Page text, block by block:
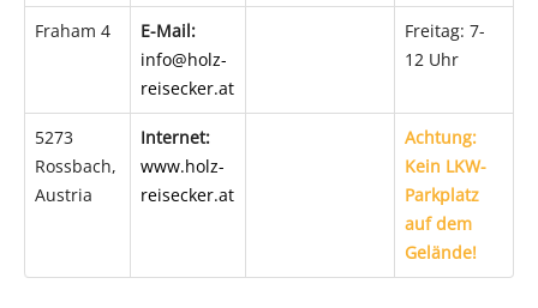
Fraham 4
E-Mail:
info@holz-
reisecker.at
Freitag: 7-
12 Uhr
5273
Rossbach,
Austria
Internet:
www.holz-
reisecker.at
Achtung:
Kein LKW-
Parkplatz
auf dem
Gelände!